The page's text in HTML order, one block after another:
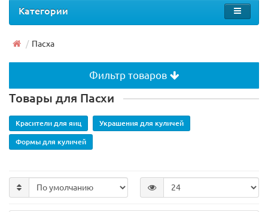
Категории
Пасха
Фильтр товаров
Товары для Пасхи
Красители для яиц Украшения для куличей
Формы для куличей